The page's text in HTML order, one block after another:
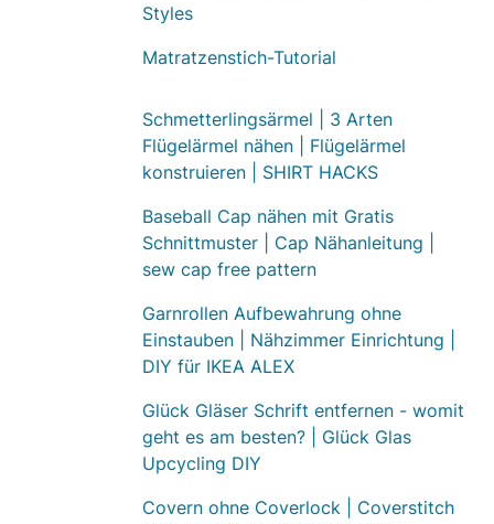
Styles
Matratzenstich-Tutorial
Schmetterlingsärmel | 3 Arten
Flügelärmel nähen | Flügelärmel
konstruieren | SHIRT HACKS
Baseball Cap nähen mit Gratis
Schnittmuster | Cap Nähanleitung |
sew cap free pattern
Garnrollen Aufbewahrung ohne
Einstauben | Nähzimmer Einrichtung |
DIY für IKEA ALEX
Glück Gläser Schrift entfernen - womit
geht es am besten? | Glück Glas
Upcycling DIY
Covern ohne Coverlock | Coverstitch